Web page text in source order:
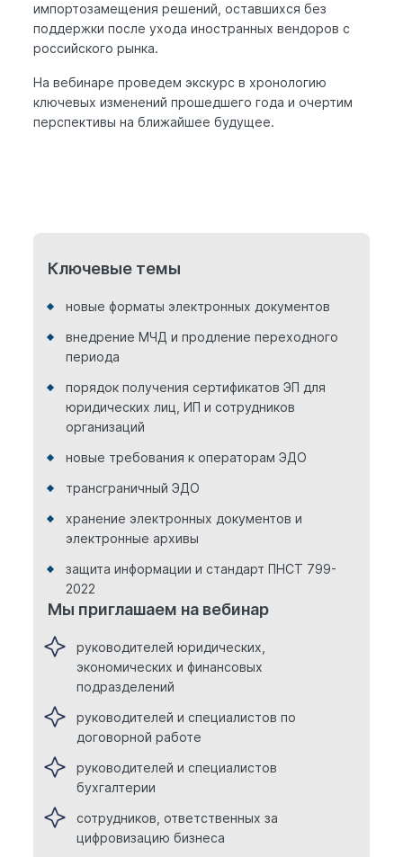
импортозамещения решений, оставшихся без
поддержки после ухода иностранных вендоров с
российского рынка.
На вебинаре проведем экскурс в хронологию
ключевых изменений прошедшего года и очертим
перспективы на ближайшее будущее.
Ключевые темы
новые форматы электронных документов
внедрение МЧД и продление переходного
периода
порядок получения сертификатов ЭП для
юридических лиц, ИП и сотрудников
организаций
новые требования к операторам ЭДО
трансграничный ЭДО
хранение электронных документов и
электронные архивы
защита информации и стандарт ПНСТ 799-
2022
Мы приглашаем на вебинар
руководителей юридических,
экономических и финансовых
подразделений
руководителей и специалистов по
договорной работе
руководителей и специалистов
бухгалтерии
сотрудников, ответственных за
цифровизацию бизнеса